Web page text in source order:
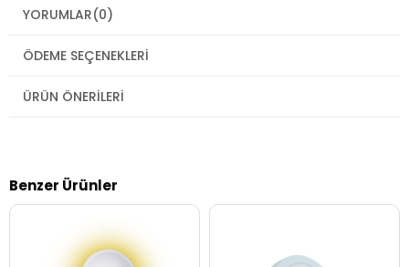
YORUMLAR(0)
ÖDEME SEÇENEKLERI
ÜRÜN ÖNERILERI
Benzer Ürünler